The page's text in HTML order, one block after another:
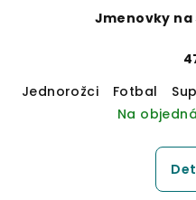
Jmenovky
Jednorožci
Fotbal
Na